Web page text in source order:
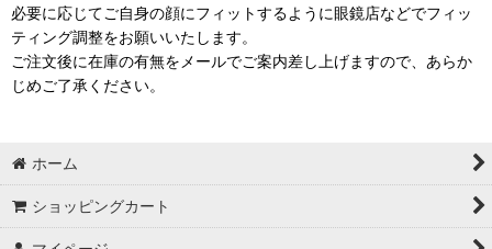
必要に応じてご自身の顔にフィットするように眼鏡店などでフィッ
ティング調整をお願いいたします。
ご注文後に在庫の有無をメールでご案内差し上げますので、あらか
じめご了承ください。
ホーム
ショッピングカート